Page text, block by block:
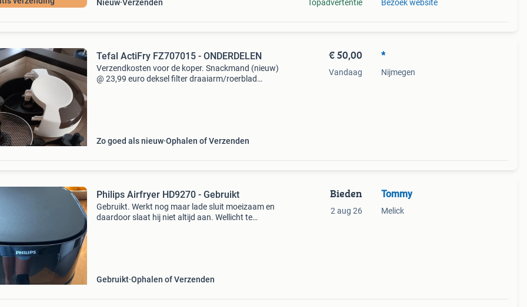
Nieuw Verzenden Topadvertentie Bezoek website
Tefal ActiFry FZ707015 - ONDERDELEN
Verzendkosten voor de koper. Snackmand (nieuw)
@ 23,99 euro deksel filter draaiarm/roerblad
Zo goed als nieuw Ophalen of Verzenden
€ 50,00
Vandaag
*
Nijmegen
Philips Airfryer HD9270 - Gebruikt
Gebruikt. Werkt nog maar lade sluit moeizaam en
daardoor slaat hij niet altijd aan. Wellicht te
Gebruikt Ophalen of Verzenden
Bieden
2 aug 26
Tommy
Melick